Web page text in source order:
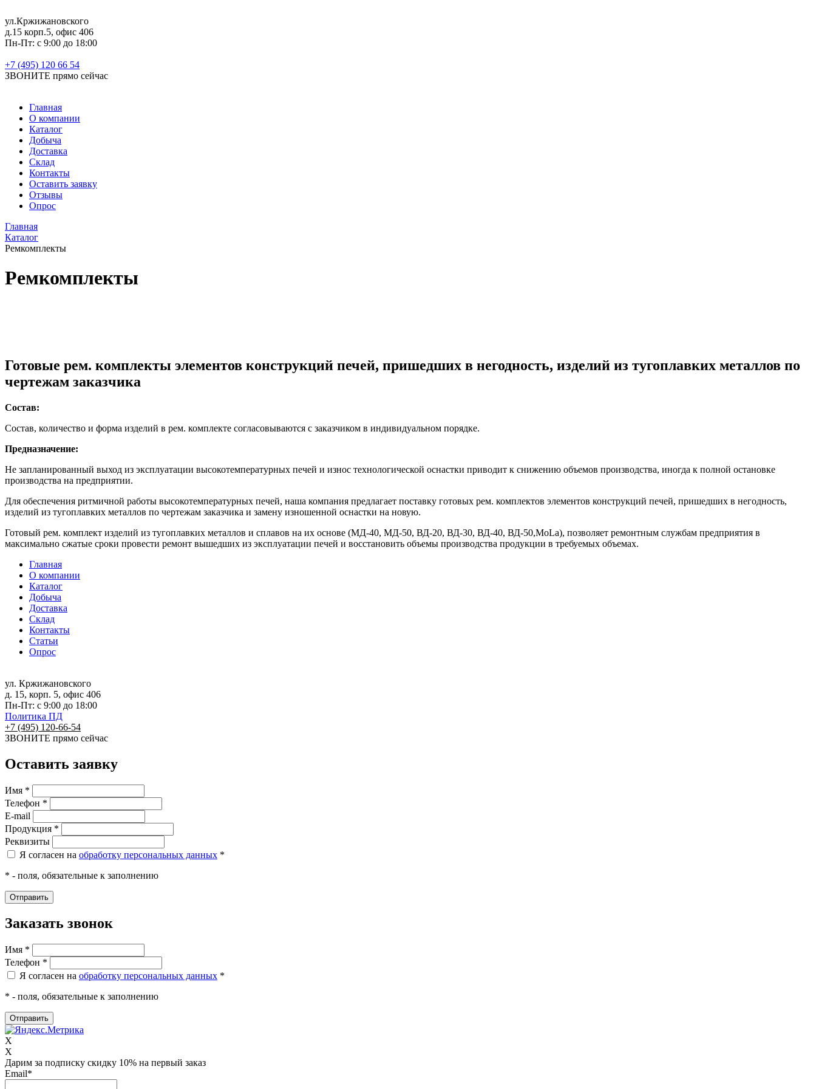
ул.Кржижановского
д.15 корп.5, офис 406
Пн-Пт: с 9:00 до 18:00
+7 (495) 120 66 54
ЗВОНИТЕ прямо сейчас
Главная
О компании
Каталог
Добыча
Доставка
Склад
Контакты
Оставить заявку
Отзывы
Опрос
Главная
Каталог
Ремкомплекты
Ремкомплекты
Готовые рем. комплекты элементов конструкций печей, пришедших в негодность, изделий из тугоплавких металлов по
чертежам заказчика
Состав:
Состав, количество и форма изделий в рем. комплекте согласовываются с заказчиком в индивидуальном порядке.
Предназначение:
Не запланированный выход из эксплуатации высокотемпературных печей и износ технологической оснастки приводит к снижению объемов производства, иногда к полной остановке
производства на предприятии.
Для обеспечения ритмичной работы высокотемпературных печей, наша компания предлагает поставку готовых рем. комплектов элементов конструкций печей, пришедших в негодность,
изделий из тугоплавких металлов по чертежам заказчика и замену изношенной оснастки на новую.
Готовый рем. комплект изделий из тугоплавких металлов и сплавов на их основе (МД-40, МД-50, ВД-20, ВД-30, ВД-40, ВД-50,MoLa), позволяет ремонтным службам предприятия в
максимально сжатые сроки провести ремонт вышедших из эксплуатации печей и восстановить объемы производства продукции в требуемых объемах.
Главная
О компании
Каталог
Добыча
Доставка
Склад
Контакты
Статьи
Опрос
ул. Кржижановского
д. 15, корп. 5, офис 406
Пн-Пт: с 9:00 до 18:00
Политика ПД
+7 (495) 120-66-54
ЗВОНИТЕ прямо сейчас
Оставить заявку
Имя *
Телефон *
E-mail
Продукция *
Реквизиты
Я согласен на обработку персональных данных *
* - поля, обязательные к заполнению
Заказать звонок
Имя *
Телефон *
Я согласен на обработку персональных данных *
* - поля, обязательные к заполнению
X
X
Дарим за подписку скидку 10% на первый заказ
Email*